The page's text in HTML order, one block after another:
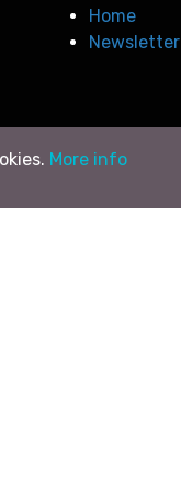
Home
Newsletter
More info